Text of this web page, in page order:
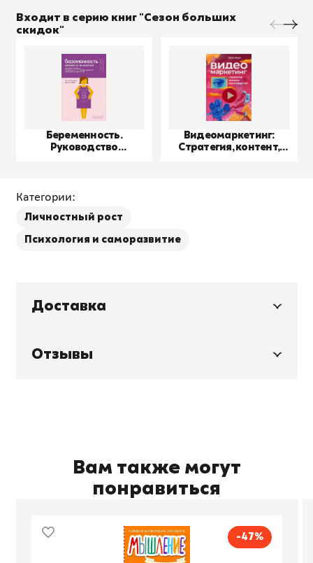
Входит в серию книг "Сезон больших
скидок"
Беременность.
Руководство
Видеомаркетинг:
Стратегия, контент,
Категории:
Личностный рост
Психология и саморазвитие
Доставка
Отзывы
Вам также могут
понравиться
-47%